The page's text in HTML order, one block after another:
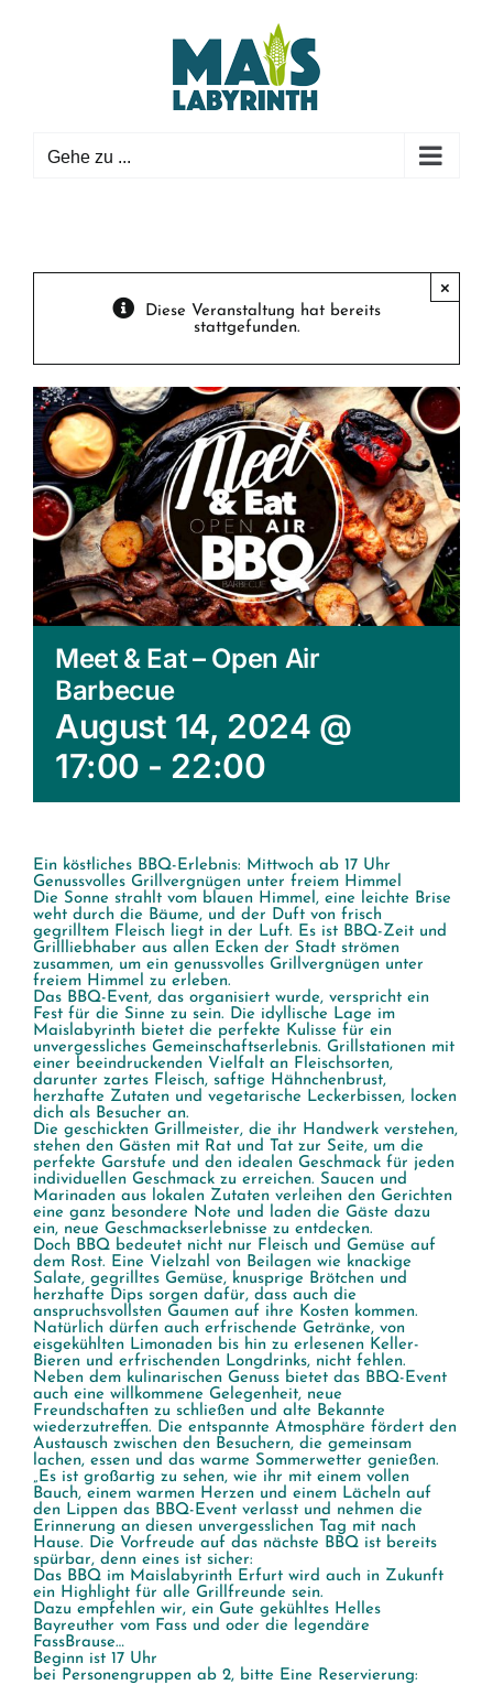
Gehe zu ...
Diese Veranstaltung hat bereits
stattgefunden.
×
Meet & Eat – Open Air
Barbecue
August 14, 2024 @
17:00 - 22:00
Ein köstliches BBQ-Erlebnis: Mittwoch ab 17 Uhr
Genussvolles Grillvergnügen unter freiem Himmel
Die Sonne strahlt vom blauen Himmel, eine leichte Brise
weht durch die Bäume, und der Duft von frisch
gegrilltem Fleisch liegt in der Luft. Es ist BBQ-Zeit und
Grillliebhaber aus allen Ecken der Stadt strömen
zusammen, um ein genussvolles Grillvergnügen unter
freiem Himmel zu erleben.
Das BBQ-Event, das organisiert wurde, verspricht ein
Fest für die Sinne zu sein. Die idyllische Lage im
Maislabyrinth bietet die perfekte Kulisse für ein
unvergessliches Gemeinschaftserlebnis. Grillstationen mit
einer beeindruckenden Vielfalt an Fleischsorten,
darunter zartes Fleisch, saftige Hähnchenbrust,
herzhafte Zutaten und vegetarische Leckerbissen, locken
dich als Besucher an.
Die geschickten Grillmeister, die ihr Handwerk verstehen,
stehen den Gästen mit Rat und Tat zur Seite, um die
perfekte Garstufe und den idealen Geschmack für jeden
individuellen Geschmack zu erreichen. Saucen und
Marinaden aus lokalen Zutaten verleihen den Gerichten
eine ganz besondere Note und laden die Gäste dazu
ein, neue Geschmackserlebnisse zu entdecken.
Doch BBQ bedeutet nicht nur Fleisch und Gemüse auf
dem Rost. Eine Vielzahl von Beilagen wie knackige
Salate, gegrilltes Gemüse, knusprige Brötchen und
herzhafte Dips sorgen dafür, dass auch die
anspruchsvollsten Gaumen auf ihre Kosten kommen.
Natürlich dürfen auch erfrischende Getränke, von
eisgekühlten Limonaden bis hin zu erlesenen Keller-
Bieren und erfrischenden Longdrinks, nicht fehlen.
Neben dem kulinarischen Genuss bietet das BBQ-Event
auch eine willkommene Gelegenheit, neue
Freundschaften zu schließen und alte Bekannte
wiederzutreffen. Die entspannte Atmosphäre fördert den
Austausch zwischen den Besuchern, die gemeinsam
lachen, essen und das warme Sommerwetter genießen.
„Es ist großartig zu sehen, wie ihr mit einem vollen
Bauch, einem warmen Herzen und einem Lächeln auf
den Lippen das BBQ-Event verlasst und nehmen die
Erinnerung an diesen unvergesslichen Tag mit nach
Hause. Die Vorfreude auf das nächste BBQ ist bereits
spürbar, denn eines ist sicher:
Das BBQ im Maislabyrinth Erfurt wird auch in Zukunft
ein Highlight für alle Grillfreunde sein.
Dazu empfehlen wir, ein Gute gekühltes Helles
Bayreuther vom Fass und oder die legendäre
FassBrause…
Beginn ist 17 Uhr
bei Personengruppen ab 2, bitte Eine Reservierung: